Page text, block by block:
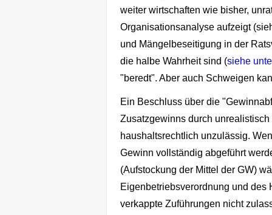
weiter wirtschaften wie bisher,
Organisationsanalyse aufzeigt
und Mängelbeseitigung in der
die halbe Wahrheit sind (siehe
"beredt". Aber auch Schweigen
Ein Beschluss über die
Zusatzgewinns durch
haushaltsrechtlich unzulässig.
Gewinn vollständig abgeführt
(Aufstockung der Mittel der GW)
Eigenbetriebsverordnung und des
verkappte Zuführungen nicht